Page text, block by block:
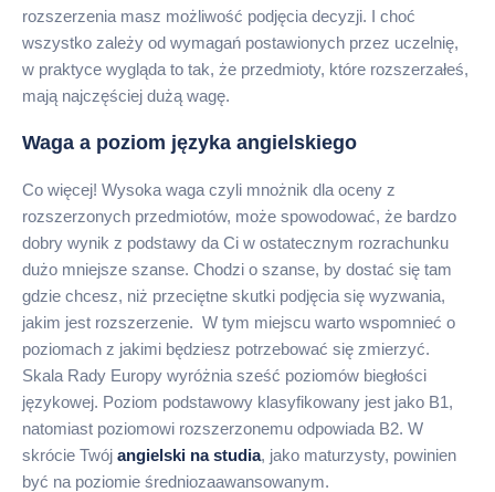
rozszerzenia masz możliwość podjęcia decyzji. I choć
wszystko zależy od wymagań postawionych przez uczelnię,
w praktyce wygląda to tak, że przedmioty, które rozszerzałeś,
mają najczęściej dużą wagę.
Waga a poziom języka angielskiego
Co więcej! Wysoka waga czyli mnożnik dla oceny z
rozszerzonych przedmiotów, może spowodować, że bardzo
dobry wynik z podstawy da Ci w ostatecznym rozrachunku
dużo mniejsze szanse. Chodzi o szanse, by dostać się tam
gdzie chcesz, niż przeciętne skutki podjęcia się wyzwania,
jakim jest rozszerzenie. W tym miejscu warto wspomnieć o
poziomach z jakimi będziesz potrzebować się zmierzyć.
Skala Rady Europy wyróżnia sześć poziomów biegłości
językowej. Poziom podstawowy klasyfikowany jest jako B1,
natomiast poziomowi rozszerzonemu odpowiada B2. W
skrócie Twój angielski na studia, jako maturzysty, powinien
być na poziomie średniozaawansowanym.